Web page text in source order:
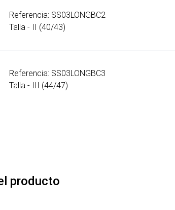
Referencia: SS03LONGBC2
Talla - II (40/43)
Referencia: SS03LONGBC3
Talla - III (44/47)
producto